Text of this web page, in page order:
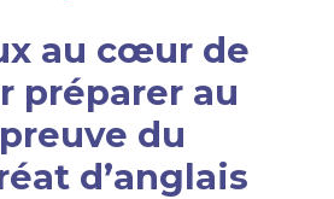
au cœur de
préparer au
du
d’anglais